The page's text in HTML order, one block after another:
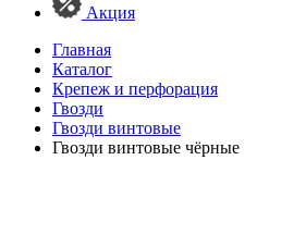
Акция
Главная
Каталог
Крепеж и перфорация
Гвозди
Гвозди винтовые
Гвозди винтовые чёрные